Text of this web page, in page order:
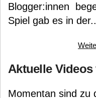
Blogger:innen
Spiel gab es in
Aktuelle
Momentan sind zu